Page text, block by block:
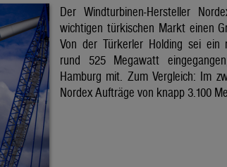
Der Windturbinen-Hersteller
wichtigen türkischen Markt einen
Von der Türkerler Holding sei ein
rund 525 Megawatt
Hamburg mit. Zum Vergleich: Im
Nordex Aufträge von knapp 3.100